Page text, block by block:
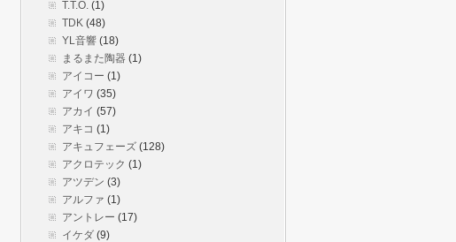
T.T.O. (1)
TDK (48)
YL音響 (18)
まるまた陶器 (1)
アイコー (1)
アイワ (35)
アカイ (57)
アキコ (1)
アキュフェーズ (128)
アクロテック (1)
アツデン (3)
アルファ (1)
アントレー (17)
イケダ (9)